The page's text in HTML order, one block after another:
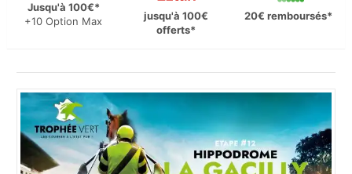
Jusqu'à 100€*
+10 Option Max
jusqu'à 100€
offerts*
20€ remboursés*